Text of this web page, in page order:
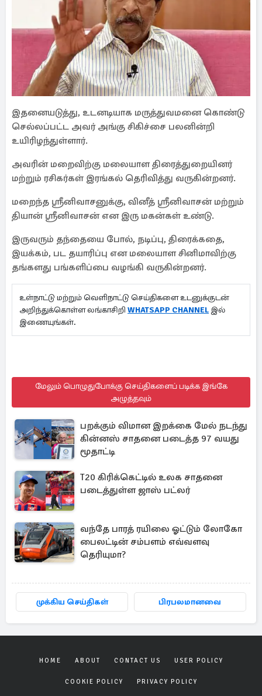
இதனையடுத்து, உடனடியாக மருத்துவமனை கொண்டு
செல்லப்பட்ட அவர் அங்கு சிகிச்சை பலனின்றி
உயிரிழந்துள்ளார்.
அவரின் மறைவிற்கு மலையாள திரைத்துறையினர்
மற்றும் ரசிகர்கள் இரங்கல் தெரிவித்து வருகின்றனர்.
மறைந்த ஸ்ரீனிவாசனுக்கு, வினீத் ஸ்ரீனிவாசன் மற்றும்
தியான் ஸ்ரீனிவாசன் என இரு மகன்கள் உண்டு.
இருவரும் தந்தையை போல், நடிப்பு, திரைக்கதை,
இயக்கம், பட தயாரிப்பு என மலையாள சினிமாவிற்கு
தங்களது பங்களிப்பை வழங்கி வருகின்றனர்.
உள்நாட்டு மற்றும் வெளிநாட்டு செய்திகளை உடனுக்குடன்
அறிந்துக்கொள்ள லங்காசிறி WHATSAPP CHANNEL இல்
இணையுங்கள்.
மேலும் பொழுதுபோக்கு செய்திகளைப் படிக்க இங்கே
அழுத்தவும்
பறக்கும் விமான இறக்கை மேல் நடந்து
கின்னஸ் சாதனை படைத்த 97 வயது
மூதாட்டி
T20 கிரிக்கெட்டில் உலக சாதனை
படைத்துள்ள ஜாஸ் பட்லர்
வந்தே பாரத் ரயிலை ஓட்டும் லோகோ
பைலட்டின் சம்பளம் எவ்வளவு
தெரியுமா?
முக்கிய செய்திகள் பிரபலமானவை
HOME ABOUT CONTACT US USER POLICY
COOKIE POLICY PRIVACY POLICY